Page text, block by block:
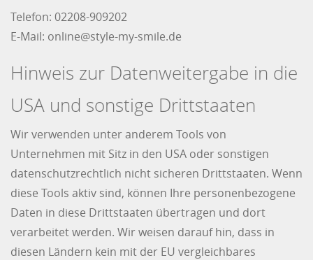
Telefon: 02208-909202
E-Mail: online@style-my-smile.de
Hinweis zur Datenweitergabe in die
USA und sonstige Drittstaaten
Wir verwenden unter anderem Tools von
Unternehmen mit Sitz in den USA oder sonstigen
datenschutzrechtlich nicht sicheren Drittstaaten. Wenn
diese Tools aktiv sind, können Ihre personenbezogene
Daten in diese Drittstaaten übertragen und dort
verarbeitet werden. Wir weisen darauf hin, dass in
diesen Ländern kein mit der EU vergleichbares